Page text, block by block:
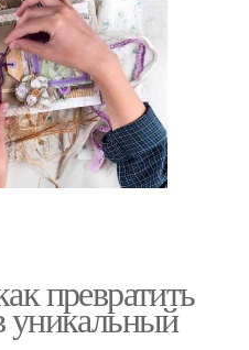
превратить
уникальный